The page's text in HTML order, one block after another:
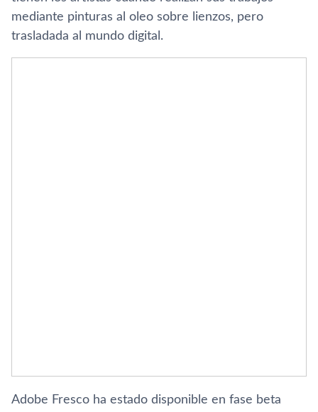
mediante pinturas al oleo sobre lienzos, pero
trasladada al mundo digital.
Adobe Fresco ha estado disponible en fase beta